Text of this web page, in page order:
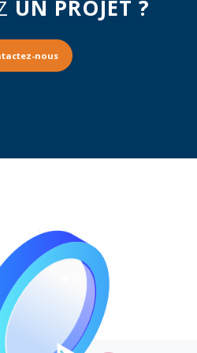
UN PROJET ?
nous